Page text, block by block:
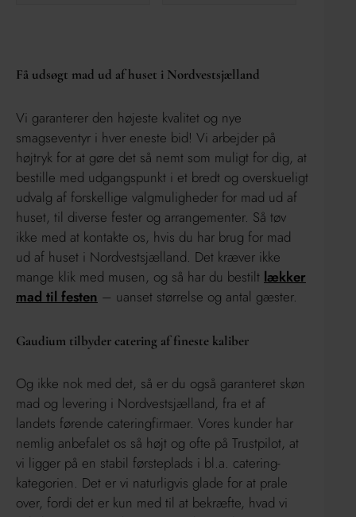
Få udsøgt mad ud af huset i Nordvestsjælland
Vi garanterer den højeste kvalitet og nye
smagseventyr i hver eneste bid! Vi arbejder på
højtryk for at gøre det så nemt som muligt for dig, at
bestille med udgangspunkt i et bredt og overskueligt
udvalg af forskellige valgmuligheder for mad ud af
huset, til diverse fester og arrangementer. Så tøv
ikke med at kontakte os, hvis du har brug for mad
ud af huset i Nordvestsjælland. Det kræver ikke
mange klik med musen, og så har du bestilt lækker
mad til festen – uanset størrelse og antal gæster.
Gaudium tilbyder catering af fineste kaliber
Og ikke nok med det, så er du også garanteret skøn
mad og levering i Nordvestsjælland, fra et af
landets førende cateringfirmaer. Vores kunder har
nemlig anbefalet os så højt og ofte på Trustpilot, at
vi ligger på en stabil førsteplads i bl.a. catering-
kategorien. Det er vi naturligvis glade for at prale
over, fordi det er kun med til at bekræfte, hvad vi